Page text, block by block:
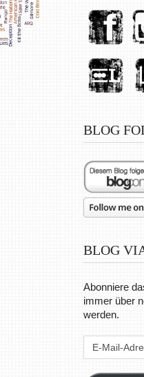
BLOG
BLOG
Abonniere
immer über
werden.
E-